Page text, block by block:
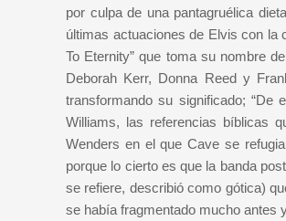
por culpa de una pantagruélica
últimas actuaciones de Elvis con la
To Eternity” que toma su nombre
Deborah Kerr, Donna Reed y
transformando su significado;
Williams, las referencias bíblicas
Wenders en el que Cave se
porque lo cierto es que la banda
se refiere, describió como gótica)
se había fragmentado mucho antes